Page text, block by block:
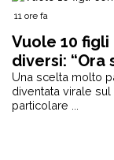
11 ore fa
Vuole 10
diversi: “Ora
Una scelta molto
diventata virale
particolare ...